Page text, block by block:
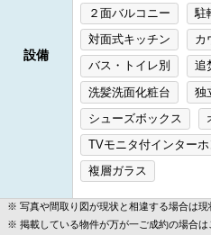
設備
２面バルコニー
駐
対面式キッチン
カ
バス・トイレ別
追
洗髪洗面化粧台
独
シューズボックス
TVモニタ付インターホ
複層ガラス
写真や間取り図が現状と相違する場合は現
掲載している物件が万が一ご成約の場合は